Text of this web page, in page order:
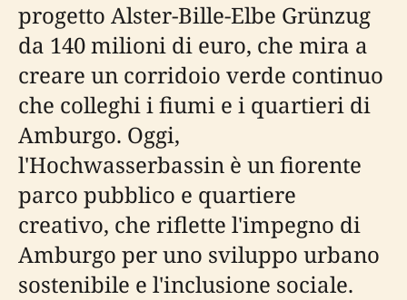
progetto Alster-Bille-Elbe Grünzug
da 140 milioni di euro, che mira a
creare un corridoio verde continuo
che colleghi i fiumi e i quartieri di
Amburgo. Oggi,
l'Hochwasserbassin è un fiorente
parco pubblico e quartiere
creativo, che riflette l'impegno di
Amburgo per uno sviluppo urbano
sostenibile e l'inclusione sociale.